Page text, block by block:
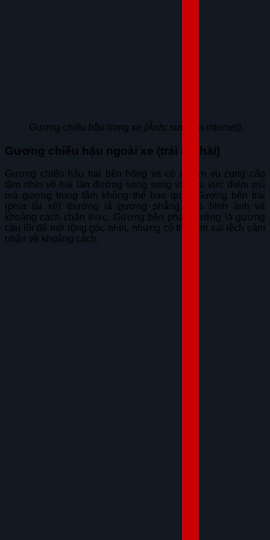
Gương chiếu hậu trong xe (Ảnh: sưu tầm internet).
Gương chiếu hậu ngoài xe (trái & phải)
Gương chiếu hậu hai bên hông xe có nhiệm vụ cung cấp
tầm nhìn về hai làn đường song song và khu vực điểm mù
mà gương trung tâm không thể bao quát. Gương bên trái
(phía tài xế) thường là gương phẳng, cho hình ảnh và
khoảng cách chân thực. Gương bên phải thường là gương
cầu lồi để mở rộng góc nhìn, nhưng có thể làm sai lệch cảm
nhận về khoảng cách.